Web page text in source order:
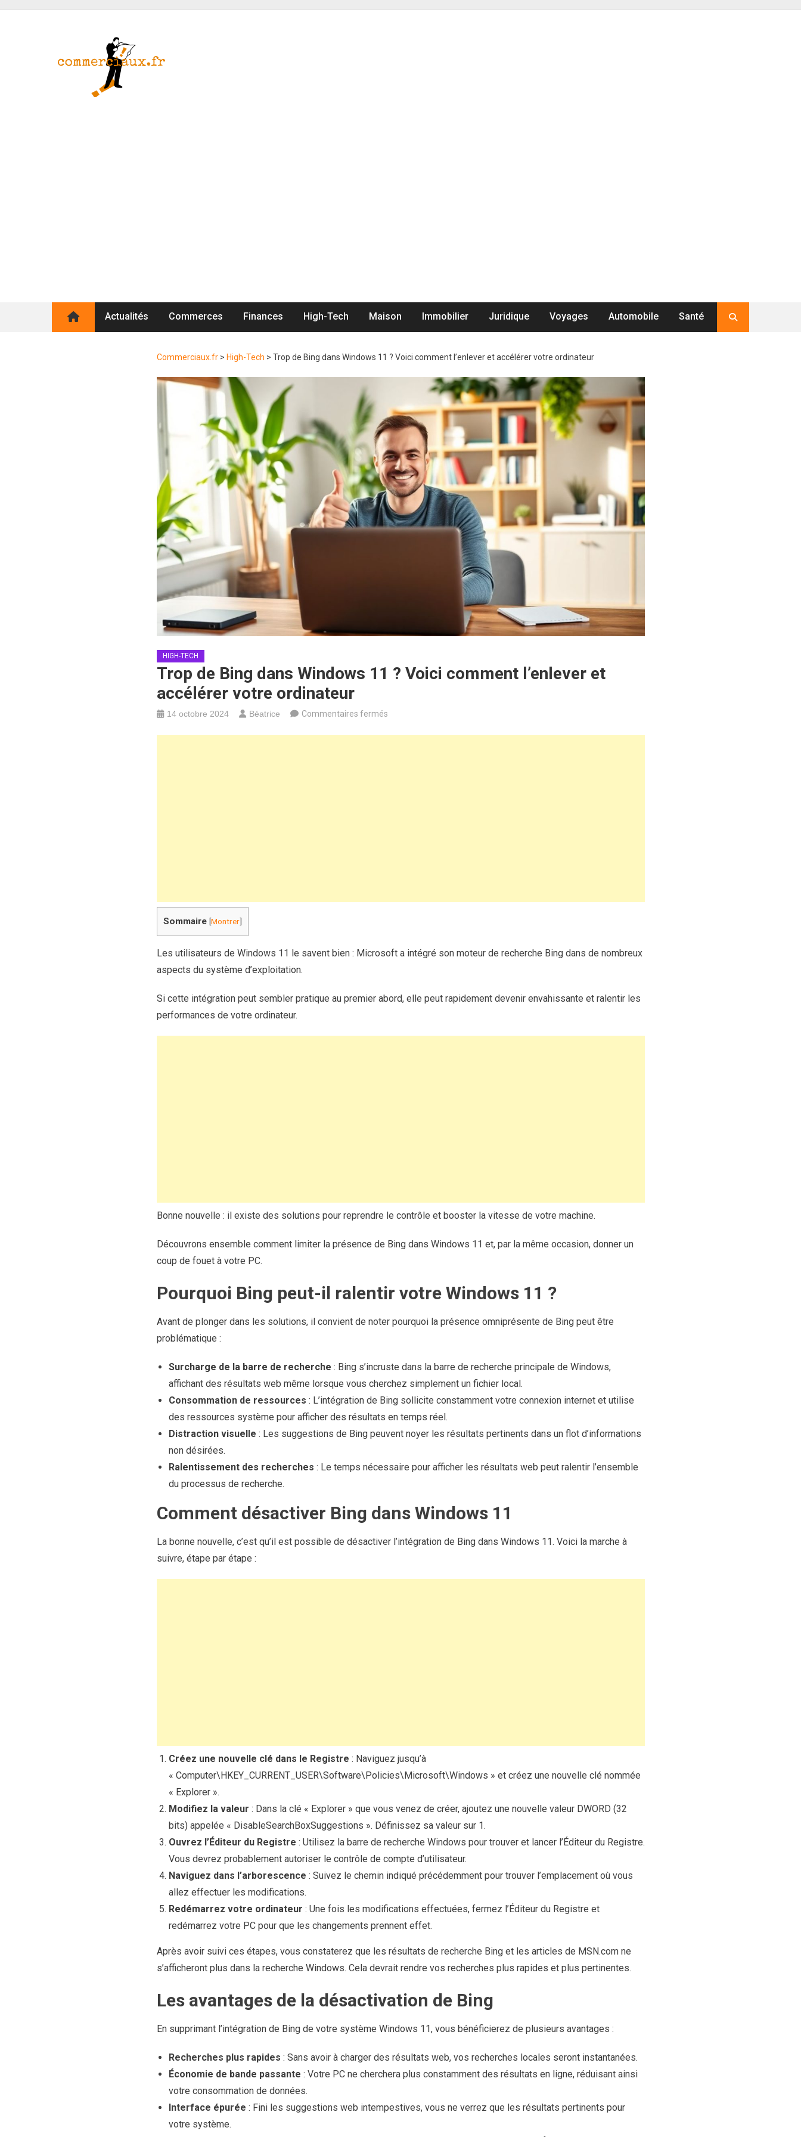
Actualités Commerces Finances High-Tech Maison Immobilier Juridique Voyages Automobile Santé
Commerciaux.fr> High-Tech > Trop de Bing dans Windows 11 ? Voici comment l’enlever et accélérer votre ordinateur
HIGH-TECH
Trop de Bing dans Windows 11 ? Voici comment l’enlever et
accélérer votre ordinateur
14 octobre 2024 Béatrice Commentaires ferméssur
Sommaire [Montrer]
Les utilisateurs de Windows 11 le savent bien : Microsoft a intégré son moteur de recherche Bing dans de nombreux
aspects du système d’exploitation.
Si cette intégration peut sembler pratique au premier abord, elle peut rapidement devenir envahissante et ralentir les
performances de votre ordinateur.
Bonne nouvelle : il existe des solutions pour reprendre le contrôle et booster la vitesse de votre machine.
Découvrons ensemble comment limiter la présence de Bing dans Windows 11 et, par la même occasion, donner un
coup de fouet à votre PC.
Pourquoi Bing peut-il ralentir votre Windows 11 ?
Avant de plonger dans les solutions, il convient de noter pourquoi la présence omniprésente de Bing peut être
problématique :
Surcharge de la barre de recherche : Bing s’incruste dans la barre de recherche principale de Windows,
affichant des résultats web même lorsque vous cherchez simplement un fichier local.
Consommation de ressources : L’intégration de Bing sollicite constamment votre connexion internet et utilise
des ressources système pour afficher des résultats en temps réel.
Distraction visuelle : Les suggestions de Bing peuvent noyer les résultats pertinents dans un flot d’informations
non désirées.
Ralentissement des recherches : Le temps nécessaire pour afficher les résultats web peut ralentir l’ensemble
du processus de recherche.
Comment désactiver Bing dans Windows 11
La bonne nouvelle, c’est qu’il est possible de désactiver l’intégration de Bing dans Windows 11. Voici la marche à
suivre, étape par étape :
Créez une nouvelle clé dans le Registre : Naviguez jusqu’à
« Computer\HKEY_CURRENT_USER\Software\Policies\Microsoft\Windows » et créez une nouvelle clé nommée
« Explorer ».
Modifiez la valeur : Dans la clé « Explorer » que vous venez de créer, ajoutez une nouvelle valeur DWORD (32
bits) appelée « DisableSearchBoxSuggestions ». Définissez sa valeur sur 1.
Ouvrez l’Éditeur du Registre : Utilisez la barre de recherche Windows pour trouver et lancer l’Éditeur du Registre.
Vous devrez probablement autoriser le contrôle de compte d’utilisateur.
Naviguez dans l’arborescence : Suivez le chemin indiqué précédemment pour trouver l’emplacement où vous
allez effectuer les modifications.
Redémarrez votre ordinateur : Une fois les modifications effectuées, fermez l’Éditeur du Registre et
redémarrez votre PC pour que les changements prennent effet.
Après avoir suivi ces étapes, vous constaterez que les résultats de recherche Bing et les articles de MSN.com ne
s’afficheront plus dans la recherche Windows. Cela devrait rendre vos recherches plus rapides et plus pertinentes.
Les avantages de la désactivation de Bing
En supprimant l’intégration de Bing de votre système Windows 11, vous bénéficierez de plusieurs avantages :
Recherches plus rapides : Sans avoir à charger des résultats web, vos recherches locales seront instantanées.
Économie de bande passante : Votre PC ne cherchera plus constamment des résultats en ligne, réduisant ainsi
votre consommation de données.
Interface épurée : Fini les suggestions web intempestives, vous ne verrez que les résultats pertinents pour
votre système.